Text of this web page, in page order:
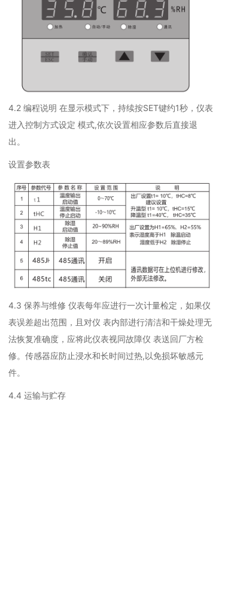
4.2 编程说明 在显示模式下，持续按SET键约1秒，仪表
进入控制方式设定 模式,依次设置相应参数后直接退
出。
设置参数表
4.3 保养与维修 仪表每年应进行一次计量检定，如果仪
表误差超出范围，且对仪 表内部进行清洁和干燥处理无
法恢复准确度，应将此仪表视同故障仪 表送回厂方检
修。传感器应防止浸水和长时间过热,以免损坏敏感元
件。
4.4 运输与贮存